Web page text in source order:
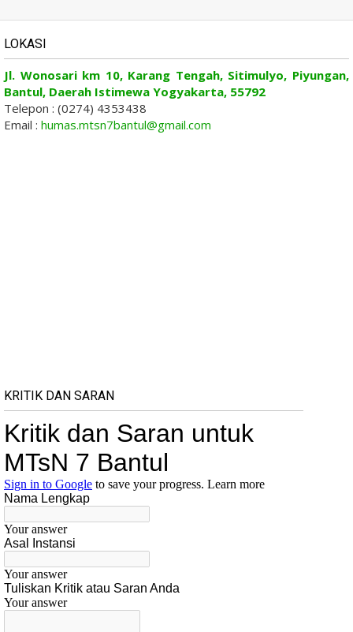
LOKASI
Jl. Wonosari km 10, Karang Tengah, Sitimulyo, Piyungan,
Bantul, Daerah Istimewa Yogyakarta, 55792
Telepon : (0274) 4353438
Email : humas.mtsn7bantul@gmail.com
KRITIK DAN SARAN